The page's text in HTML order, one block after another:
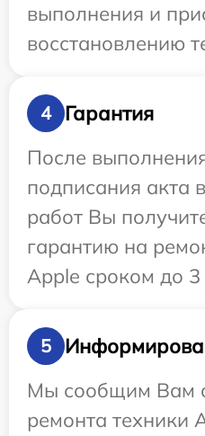
выполнения и
восстановлению
4
Гарантия
После
подписания акта
работ Вы
гарантию на
Apple сроком до 3
5
Мы сообщим Вам
ремонта техники